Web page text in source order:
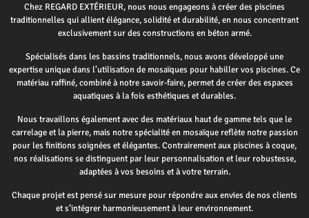
Chez REGARD EXTÉRIEUR, nous nous engageons à créer des piscines
traditionnelles qui allient élégance, solidité et durabilité, en nous concentrant
exclusivement sur des constructions en béton armé.
Spécialisés dans les bassins traditionnels, nous avons développé une
expertise unique dans l’utilisation de mosaïques pour habiller vos piscines. Ce
matériau raffiné, combiné à notre savoir-faire, permet de créer des espaces
aquatiques à la fois esthétiques et durables.
Nous travaillons également avec des matériaux haut de gamme tels que le
carrelage et la pierre, mais notre spécialité en mosaïque reflète notre passion
pour les finitions soignées et élégantes. Contrairement aux piscines à coque,
nos réalisations se distinguent par leur personnalisation et leur robustesse,
adaptées à vos besoins et à votre terrain.
Chaque projet est pensé sur mesure pour répondre aux envies de nos clients
et s’intégrer harmonieusement à leur environnement.